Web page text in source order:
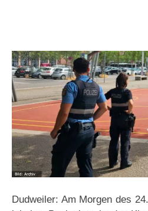
Dudweiler: Am Morgen des